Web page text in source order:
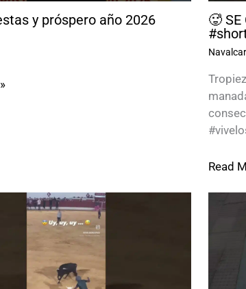
y próspero año 2026
🥵 SE
Read